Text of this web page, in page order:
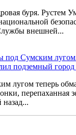
буря. Рустем
внешней...
под Сумским
подземный
лугом теперь
перепаханная
назад...